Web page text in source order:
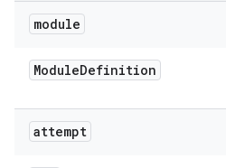
module
ModuleDefinition
attempt